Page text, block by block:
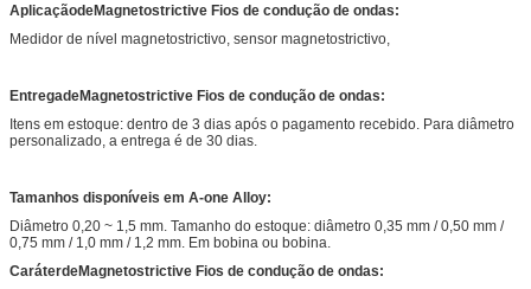
AplicaçãodeMagnetostrictive Fios de condução de ondas:
Medidor de nível magnetostrictivo, sensor magnetostrictivo,
EntregadeMagnetostrictive Fios de condução de ondas:
Itens em estoque: dentro de 3 dias após o pagamento recebido. Para diâmetro
personalizado, a entrega é de 30 dias.
Tamanhos disponíveis em A-one Alloy:
Diâmetro 0,20 ~ 1,5 mm. Tamanho do estoque: diâmetro 0,35 mm / 0,50 mm /
0,75 mm / 1,0 mm / 1,2 mm. Em bobina ou bobina.
CaráterdeMagnetostrictive Fios de condução de ondas: